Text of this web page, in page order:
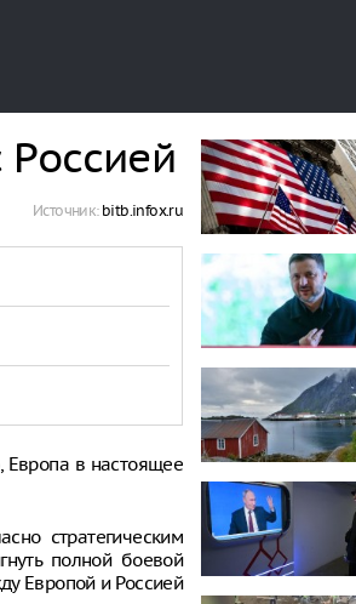
Россией
Источник: bitb.infox.ru
Европа в настоящее
стратегическим
полной боевой
Европой и Россией